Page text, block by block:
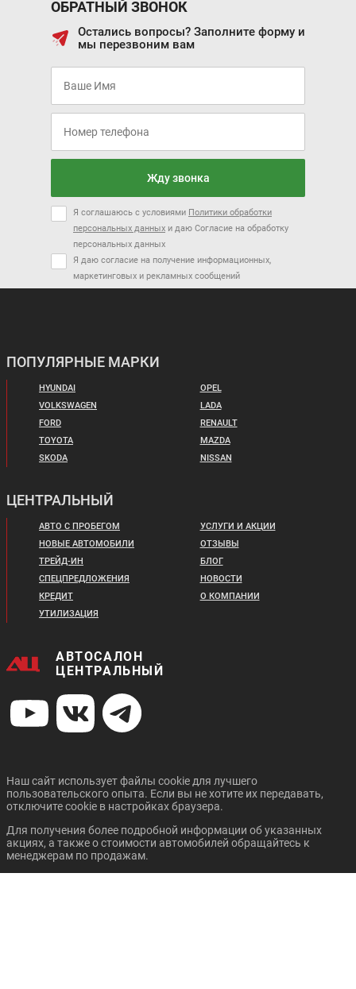
ОБРАТНЫЙ ЗВОНОК
Остались вопросы? Заполните форму и
мы перезвоним вам
Жду звонка
Я соглашаюсь с условиями Политики обработки
персональных данных и даю Согласие на обработку
персональных данных
Я даю согласие на получение информационных,
маркетинговых и рекламных сообщений
ПОПУЛЯРНЫЕ МАРКИ
HYUNDAI
VOLKSWAGEN
FORD
TOYOTA
SKODA
OPEL
LADA
RENAULT
MAZDA
NISSAN
ЦЕНТРАЛЬНЫЙ
АВТО С ПРОБЕГОМ
НОВЫЕ АВТОМОБИЛИ
ТРЕЙД-ИН
СПЕЦПРЕДЛОЖЕНИЯ
КРЕДИТ
УТИЛИЗАЦИЯ
УСЛУГИ И АКЦИИ
ОТЗЫВЫ
БЛОГ
НОВОСТИ
О КОМПАНИИ
АВТОСАЛОН
ЦЕНТРАЛЬНЫЙ
Наш сайт использует файлы cookie для лучшего
пользовательского опыта. Если вы не хотите их передавать,
отключите cookie в настройках браузера.
Для получения более подробной информации об указанных
акциях, а также о стоимости автомобилей обращайтесь к
менеджерам по продажам.